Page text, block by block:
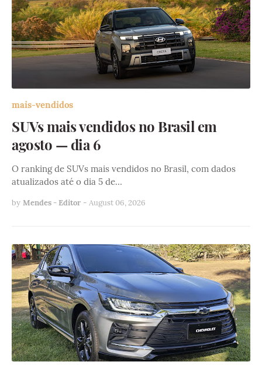
mais-vendidos
SUVs mais vendidos no Brasil em
agosto — dia 6
O ranking de SUVs mais vendidos no Brasil, com dados
atualizados até o dia 5 de…
by Mendes - Editor - August 06, 2026